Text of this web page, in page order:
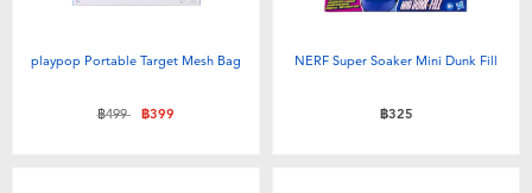
playpop Portable Target Mesh Bag
ลดราคาจาก
฿499ถึง฿399
NERF Super Soaker Mini Dunk Fill
฿325